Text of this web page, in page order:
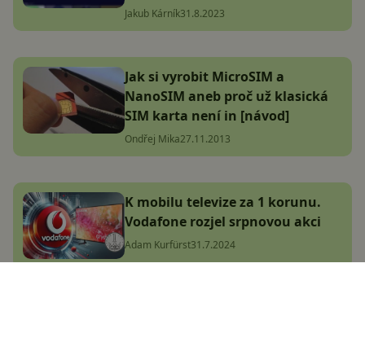
Jakub Kárník31.8.2023
Jak si vyrobit MicroSIM a
NanoSIM aneb proč už klasická
SIM karta není in [návod]
Ondřej Mika27.11.2013
K mobilu televize za 1 korunu.
Vodafone rozjel srpnovou akci
Adam Kurfürst31.7.2024